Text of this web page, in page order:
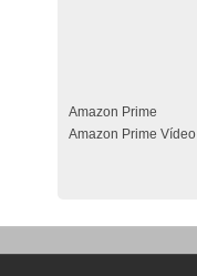
Amazon Prime
Amazon Prime Vídeo